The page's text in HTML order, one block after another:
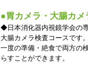
●胃カメラ・大腸カメ
◆日本消化器内視鏡学会の
大腸カメラ検査コースです。
一度の準備・絶食で両方の
らすことができます。